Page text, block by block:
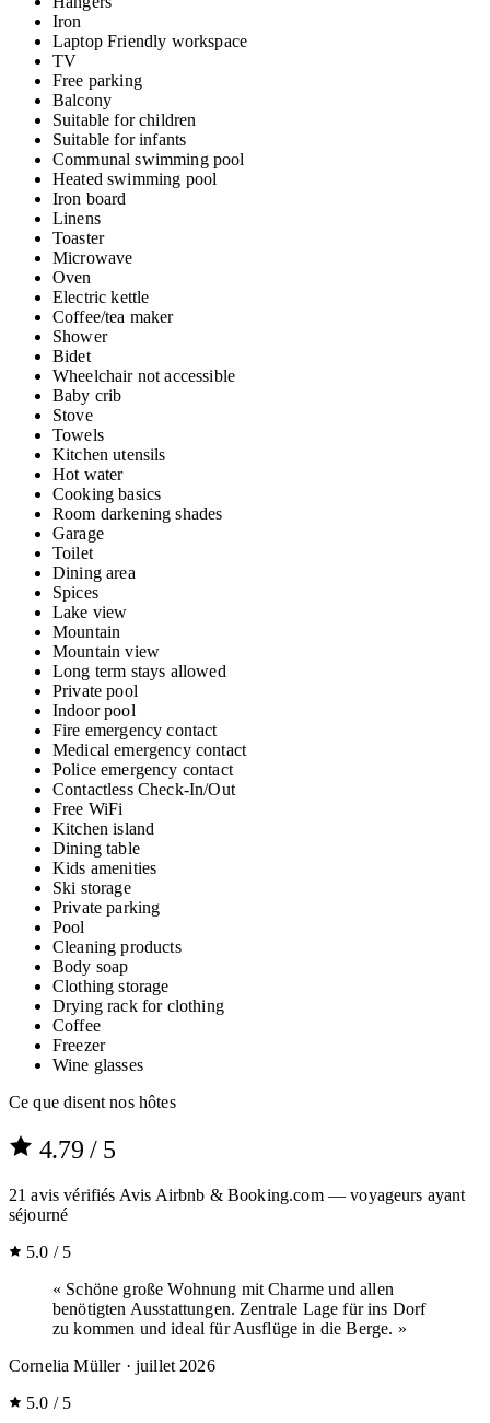
Iron
Laptop Friendly workspace
TV
Free parking
Balcony
Suitable for children
Suitable for infants
Communal swimming pool
Heated swimming pool
Iron board
Linens
Toaster
Microwave
Oven
Electric kettle
Coffee/tea maker
Shower
Bidet
Wheelchair not accessible
Baby crib
Stove
Towels
Kitchen utensils
Hot water
Cooking basics
Room darkening shades
Garage
Toilet
Dining area
Spices
Lake view
Mountain
Mountain view
Long term stays allowed
Private pool
Indoor pool
Fire emergency contact
Medical emergency contact
Police emergency contact
Contactless Check-In/Out
Free WiFi
Kitchen island
Dining table
Kids amenities
Ski storage
Private parking
Pool
Cleaning products
Body soap
Clothing storage
Drying rack for clothing
Coffee
Freezer
Wine glasses
Ce que disent nos hôtes
4.79 / 5
21 avis vérifiés Avis Airbnb & Booking.com — voyageurs ayant
séjourné
5.0 / 5
« Schöne große Wohnung mit Charme und allen
benötigten Ausstattungen. Zentrale Lage für ins Dorf
zu kommen und ideal für Ausflüge in die Berge. »
Cornelia Müller· juillet 2026
5.0 / 5